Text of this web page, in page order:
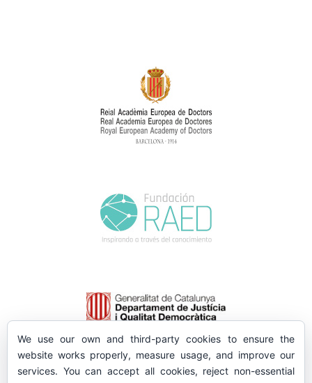
We use our own and third-party cookies to ensure the
website works properly, measure usage, and improve our
services. You can accept all cookies, reject non-essential